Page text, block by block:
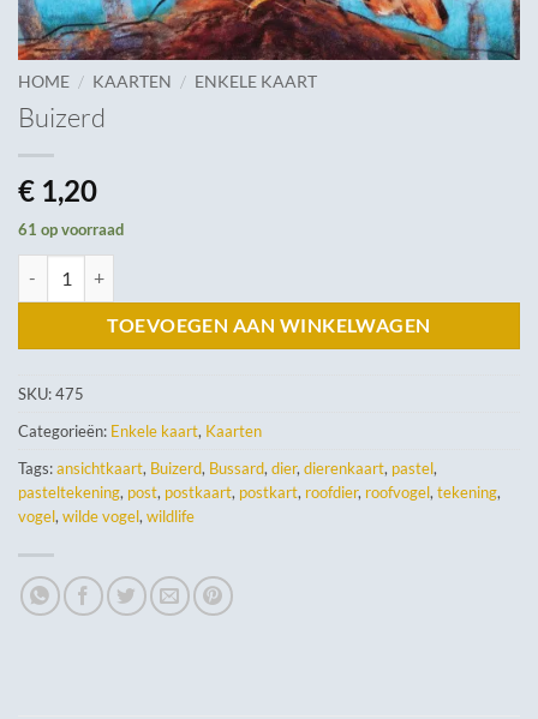
HOME / KAARTEN / ENKELE KAART
Buizerd
€ 1,20
61 op voorraad
TOEVOEGEN AAN WINKELWAGEN
SKU:475
Categorieën: Enkele kaart, Kaarten
Tags:ansichtkaart, Buizerd, Bussard, dier, dierenkaart, pastel,
pasteltekening, post, postkaart, postkart, roofdier, roofvogel, tekening,
vogel, wilde vogel, wildlife